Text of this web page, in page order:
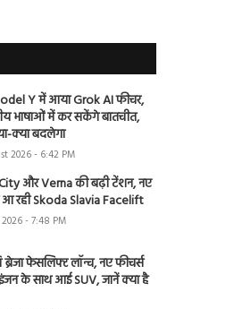
Y में आया Grok AI फीचर,
भाषाओं में कर सकेंगे बातचीत,
क्या बदलेगा
2026 - 6:42 PM
और Verna की बढ़ी टेंशन, नए
आ रही Skoda Slavia Facelift
- 7:48 PM
ब्रेजा फेसलिफ्ट लॉन्च, नए फीचर्स
के साथ आई SUV, जानें क्या है